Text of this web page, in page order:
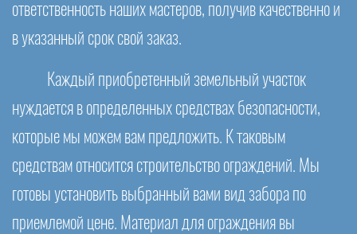
ответственность наших мастеров, получив качественно и
в указанный срок свой заказ.
Каждый приобретенный земельный участок
нуждается в определенных средствах безопасности,
которые мы можем вам предложить. К таковым
средствам относится строительство ограждений. Мы
готовы установить выбранный вами вид забора по
приемлемой цене. Материал для ограждения вы